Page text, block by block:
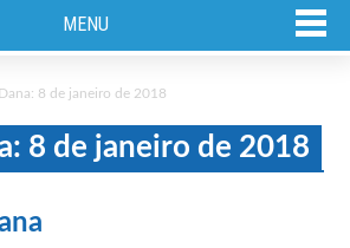
MENU
8 de janeiro de 2018
8 de janeiro de 2018